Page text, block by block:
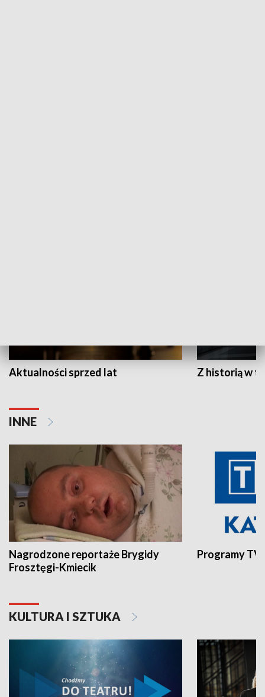
Aktualności sprzed lat Z historią w
INNE
Nagrodzone reportaże Brygidy
Frosztęgi-Kmiecik
Programy
KULTURA I SZTUKA